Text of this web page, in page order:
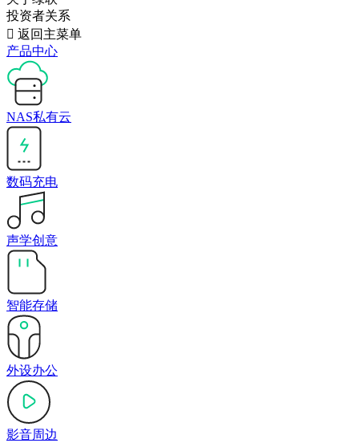
投资者关系
 返回主菜单
产品中心
NAS私有云
数码充电
声学创意
智能存储
外设办公
影音周边